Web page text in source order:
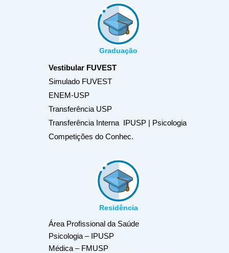
Graduação
Vestibular FUVEST
Simulado FUVEST
ENEM-USP
Transferência USP
Transferência Interna IPUSP | Psicologia
Competições do Conhec.
Residência
Área Profissional da Saúde
Psicologia – IPUSP
Médica – FMUSP